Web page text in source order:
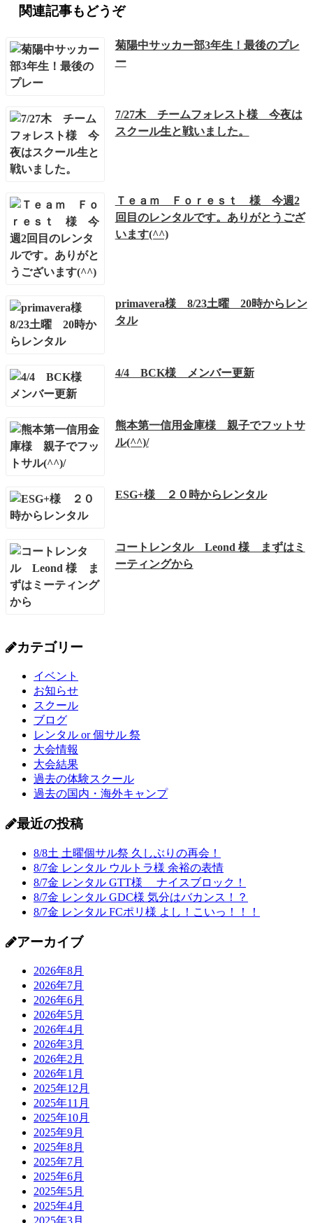
関連記事もどうぞ
菊陽中サッカー部3年生！最後のプレ
ー
7/27木 チームフォレスト様 今夜は
スクール生と戦いました。
Ｔｅａｍ Ｆｏｒｅｓｔ 様 今週2
回目のレンタルです。ありがとうござ
います(^^)
primavera様 8/23土曜 20時からレン
タル
4/4 BCK様 メンバー更新
熊本第一信用金庫様 親子でフットサ
ル(^^)/
ESG+様 ２０時からレンタル
コートレンタル Leond 様 まずはミ
ーティングから
カテゴリー
イベント
お知らせ
スクール
ブログ
レンタル or 個サル 祭
大会情報
大会結果
過去の体験スクール
過去の国内・海外キャンプ
最近の投稿
8/8土 土曜個サル祭 久しぶりの再会！
8/7金 レンタル ウルトラ様 余裕の表情
8/7金 レンタル GTT様 ナイスブロック！
8/7金 レンタル GDC様 気分はバカンス！？
8/7金 レンタル FCポリ様 よし！こいっ！！！
アーカイブ
2026年8月
2026年7月
2026年6月
2026年5月
2026年4月
2026年3月
2026年2月
2026年1月
2025年12月
2025年11月
2025年10月
2025年9月
2025年8月
2025年7月
2025年6月
2025年5月
2025年4月